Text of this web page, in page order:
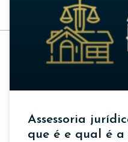
Assessoria
que é e qual é